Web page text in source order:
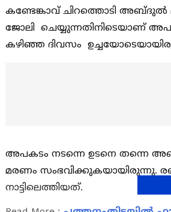
കണ്ടേങ്കാവ് ചിറത്തൊടി അബ്ദുൽ
ജോലി ചെയ്യുന്നതിനിടെയാണ്
കഴിഞ്ഞ ദിവസം
അപകടം നടന്നെ ഉടനെ തന്നെ
മരണം സംഭവിക്കുകയായിരുന്നു.
നാട്ടിലെത്തിയത്.